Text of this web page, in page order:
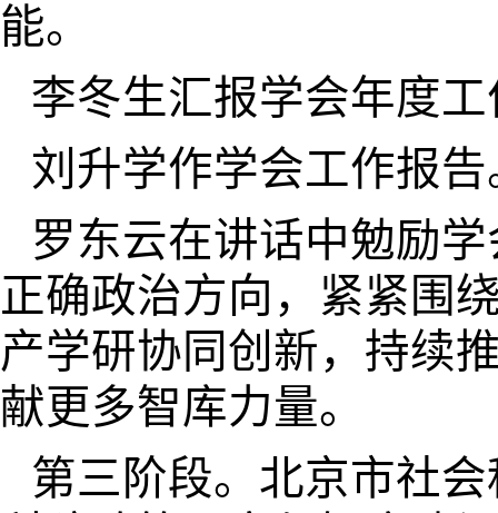
能。
李冬生汇报学会年度
刘升学作学会工作报
罗东云在讲话中勉励
正确政治方向，紧紧围
产学研协同创新，持续
献更多智库力量。
第三阶段。北京市社